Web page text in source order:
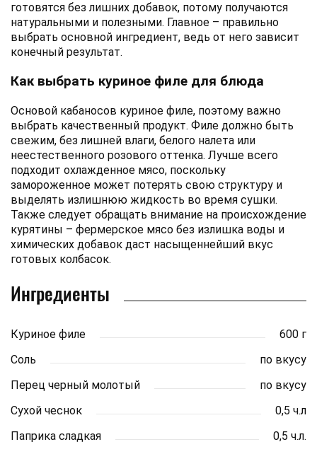
готовятся без лишних добавок, потому получаются
натуральными и полезными. Главное – правильно
выбрать основной ингредиент, ведь от него зависит
конечный результат.
Как выбрать куриное филе для блюда
Основой кабаносов куриное филе, поэтому важно
выбрать качественный продукт. Филе должно быть
свежим, без лишней влаги, белого налета или
неестественного розового оттенка. Лучше всего
подходит охлажденное мясо, поскольку
замороженное может потерять свою структуру и
выделять излишнюю жидкость во время сушки.
Также следует обращать внимание на происхождение
курятины – фермерское мясо без излишка воды и
химических добавок даст насыщеннейший вкус
готовых колбасок.
Ингредиенты
Куриное филе
600 г
Соль
по вкусу
Перец черный молотый
по вкусу
Сухой чеснок
0,5 ч.л
Паприка сладкая
0,5 ч.л.